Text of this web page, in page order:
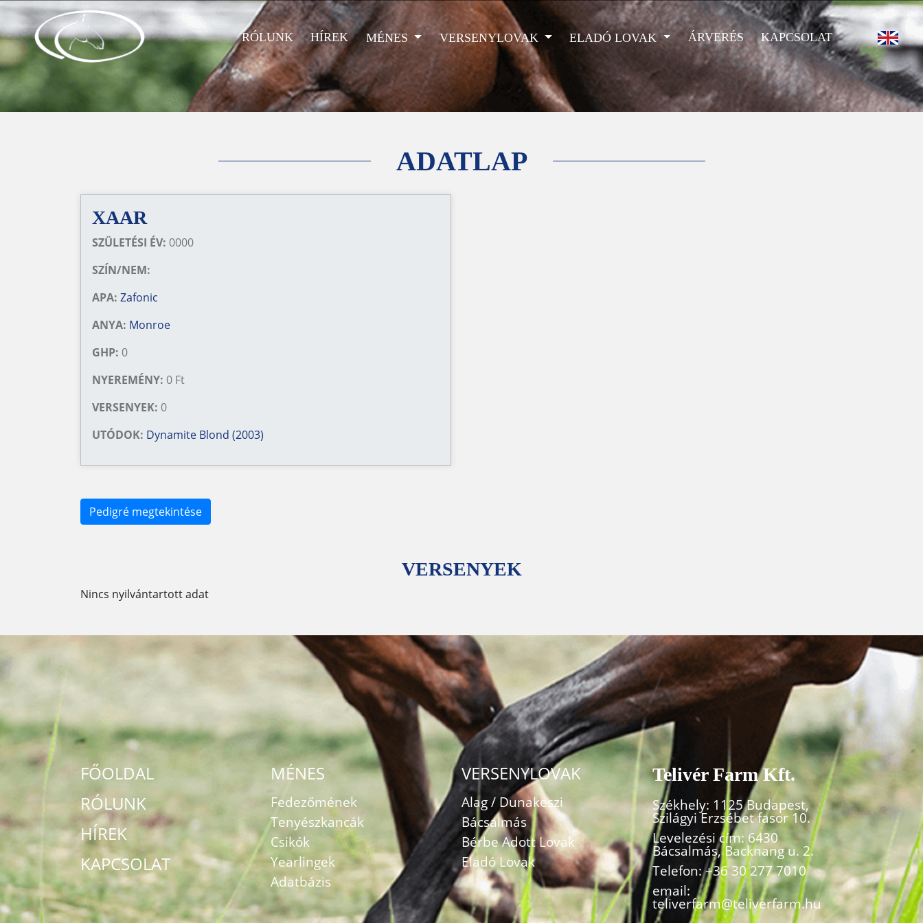
RÓLUNK HÍREK MÉNES VERSENYLOVAK ELADÓ LOVAK ÁRVERÉS KAPCSOLAT
ADATLAP
XAAR
SZÜLETÉSI ÉV: 0000
SZÍN/NEM:
APA: Zafonic
ANYA: Monroe
GHP: 0
NYEREMÉNY: 0 Ft
VERSENYEK: 0
UTÓDOK: Dynamite Blond (2003)
Pedigré megtekintése
VERSENYEK
Nincs nyilvántartott adat
FŐOLDAL
RÓLUNK
HÍREK
KAPCSOLAT
MÉNES
Fedezőmének
Tenyészkancák
Csikók
Yearlingek
Adatbázis
VERSENYLOVAK
Alag / Dunakeszi
Bácsalmás
Bérbe Adott Lovak
Eladó Lovak
Telivér Farm Kft.
Székhely: 1125 Budapest,
Szilágyi Erzsébet fasor 10.
Levelezési cím: 6430
Bácsalmás, Backnang u. 2.
Telefon:+36 30 277 7010
email:
teliverfarm@teliverfarm.hu